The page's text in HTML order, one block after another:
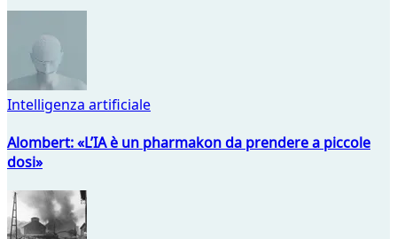
Intelligenza artificiale
Alombert: «L’IA è un pharmakon da prendere a piccole
dosi»